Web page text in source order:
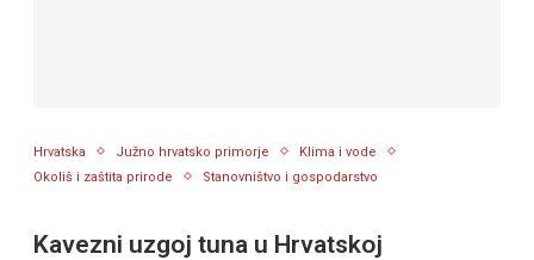
Hrvatska Južno hrvatsko primorje
Klima i vode
Okoliš i zaštita prirode
Stanovništvo i gospodarstvo
Kavezni uzgoj tuna u Hrvatskoj